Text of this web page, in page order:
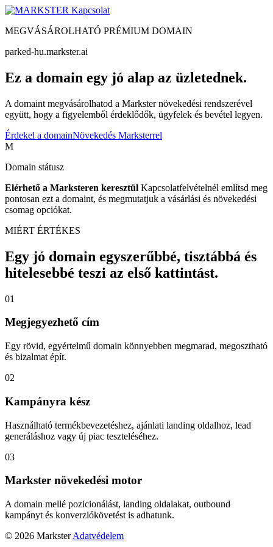
Kapcsolat
MEGVÁSÁROLHATÓ PRÉMIUM DOMAIN
parked-hu.markster.ai
Ez a domain egy jó alap az üzletednek.
A domaint megvásárolhatod a Markster növekedési rendszerével
együtt, hogy a figyelemből érdeklődők, ügyfelek és bevétel legyen.
Érdekel a domainNövekedés Marksterrel
M
Domain státusz
Elérhető a Marksteren keresztül Kapcsolatfelvételnél említsd meg
pontosan ezt a domaint, és megmutatjuk a vásárlási és növekedési
csomag opciókat.
MIÉRT ÉRTÉKES
Egy jó domain egyszerűbbé, tisztábbá és
hitelesebbé teszi az első kattintást.
01
Megjegyezhető cím
Egy rövid, egyértelmű domain könnyebben megmarad, megosztható
és bizalmat épít.
02
Kampányra kész
Használható termékbevezetéshez, ajánlati landing oldalhoz, lead
generáláshoz vagy új piac teszteléséhez.
03
Markster növekedési motor
A domain mellé pozicionálást, landing oldalakat, outbound
kampányt és konverziókövetést is adhatunk.
© 2026 Markster Adatvédelem